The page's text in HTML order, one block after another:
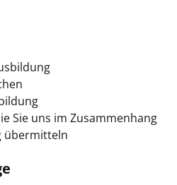
Sie uns im Zusammenhang
übermitteln